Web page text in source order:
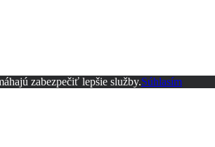
zabezpečiť lepšie služby.Súhlasím